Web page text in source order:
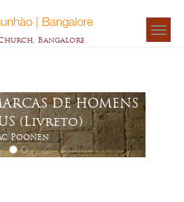
| Bangalore
Bangalore
DE HOMENS
(Livreto)
Poonen